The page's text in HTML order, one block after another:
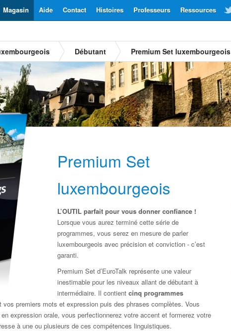
Ressources
Professeurs
Histoires
Contact
Aide
Magasin
Débutant Premium Set luxembourgeois
Premium Set
luxembourgeois
L’OUTIL parfait pour vous donner confiance !
Lorsque vous aurez terminé cette série de
programmes, vous serez en mesure de parler
luxembourgeois avec précision et conviction - c’est
garanti.
Premium Set d’EuroTalk représente une valeur
inestimable pour les niveaux allant de débutant à
intermédiaire. Il contient cinq programmes
vos premiers mots et expression puis des phrases complètes. Vous
expression orale, vous perfectionnerez votre accent et formerez votre
à une ou plusieurs de ces compétences linguistiques.